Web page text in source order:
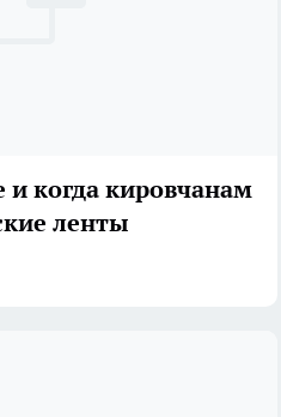
и когда кировчанам
ленты